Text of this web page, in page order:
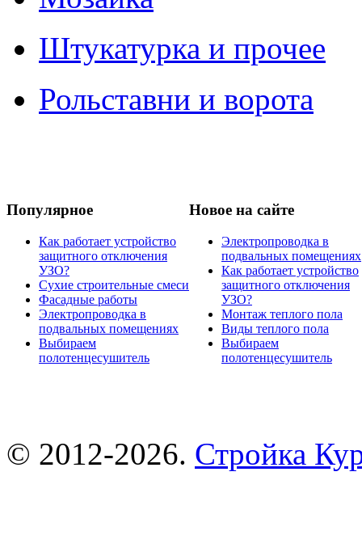
Штукатурка и прочее
Рольставни и ворота
Популярное
Как работает устройство
защитного отключения
УЗО?
Сухие строительные смеси
Фасадные работы
Электропроводка в
подвальных помещениях
Выбираем
полотенцесушитель
Новое на сайте
Электропроводка в
подвальных помещениях
Как работает устройство
защитного отключения
УЗО?
Монтаж теплого пола
Виды теплого пола
Выбираем
полотенцесушитель
© 2012-2026. Стройка